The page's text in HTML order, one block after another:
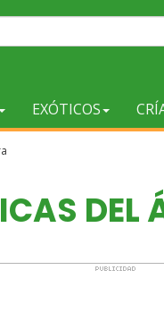
EXÓTICOS
DEL